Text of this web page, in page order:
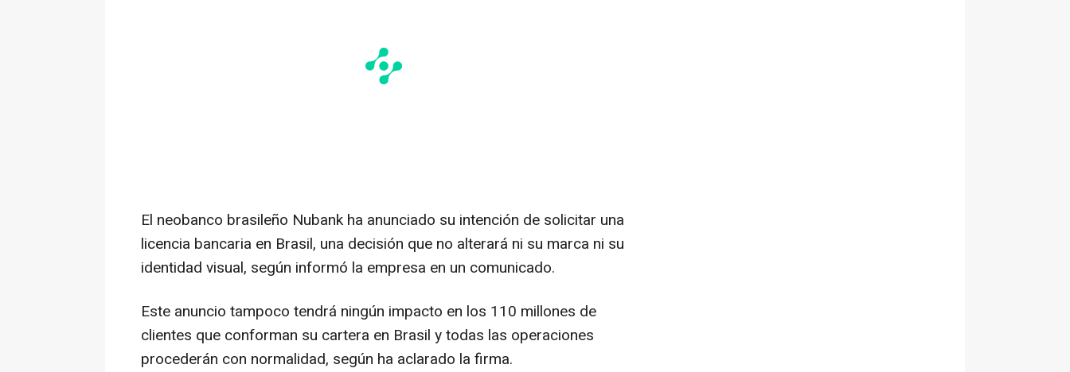
El neobanco brasileño Nubank ha anunciado su intención de solicitar una
licencia bancaria en Brasil, una decisión que no alterará ni su marca ni su
identidad visual, según informó la empresa en un comunicado.
Este anuncio tampoco tendrá ningún impacto en los 110 millones de
clientes que conforman su cartera en Brasil y todas las operaciones
procederán con normalidad, según ha aclarado la firma.